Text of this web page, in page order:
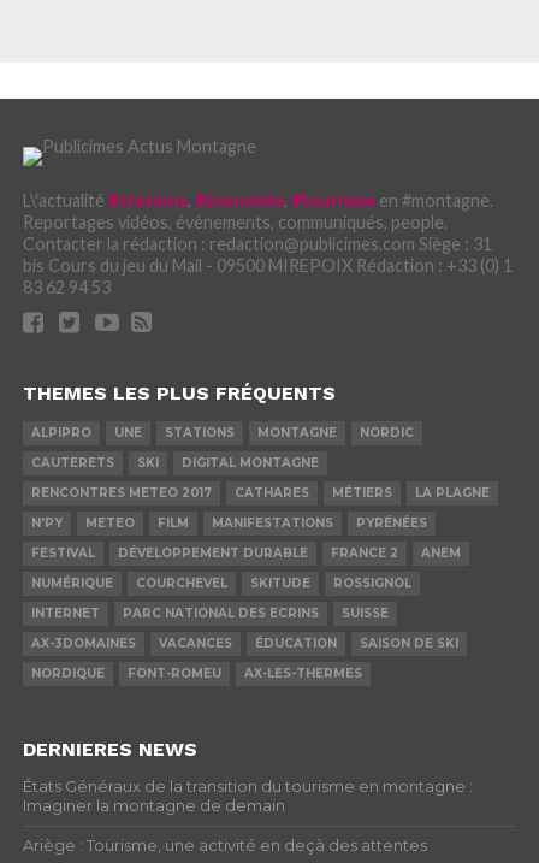
L\'actualité #stations, #économie, #tourismeen #montagne.
Reportages vidéos, évènements, communiqués, people.
Contacter la rédaction : redaction@publicimes.com Siège : 31
bis Cours du jeu du Mail - 09500 MIREPOIX Rédaction : +33 (0) 1
83 62 94 53
THEMES LES PLUS FRÉQUENTS
ALPIPRO UNE STATIONS MONTAGNE
NORDIC
CAUTERETS
SKI
DIGITAL MONTAGNE
RENCONTRES METEO 2017
CATHARES MÉTIERS
LA PLAGNE
N'PY
METEO FILM MANIFESTATIONS
PYRÉNÉES
FESTIVAL
DÉVELOPPEMENT DURABLE FRANCE 2
ANEM
NUMÉRIQUE
COURCHEVEL SKITUDE
ROSSIGNOL
INTERNET
PARC NATIONAL DES ECRINS
SUISSE
AX-3DOMAINES
VACANCES ÉDUCATION
SAISON DE SKI
NORDIQUE
FONT-ROMEU AX-LES-THERMES
DERNIERES NEWS
États Généraux de la transition du tourisme en montagne :
Imaginer la montagne de demain
Ariège : Tourisme, une activité en deçà des attentes